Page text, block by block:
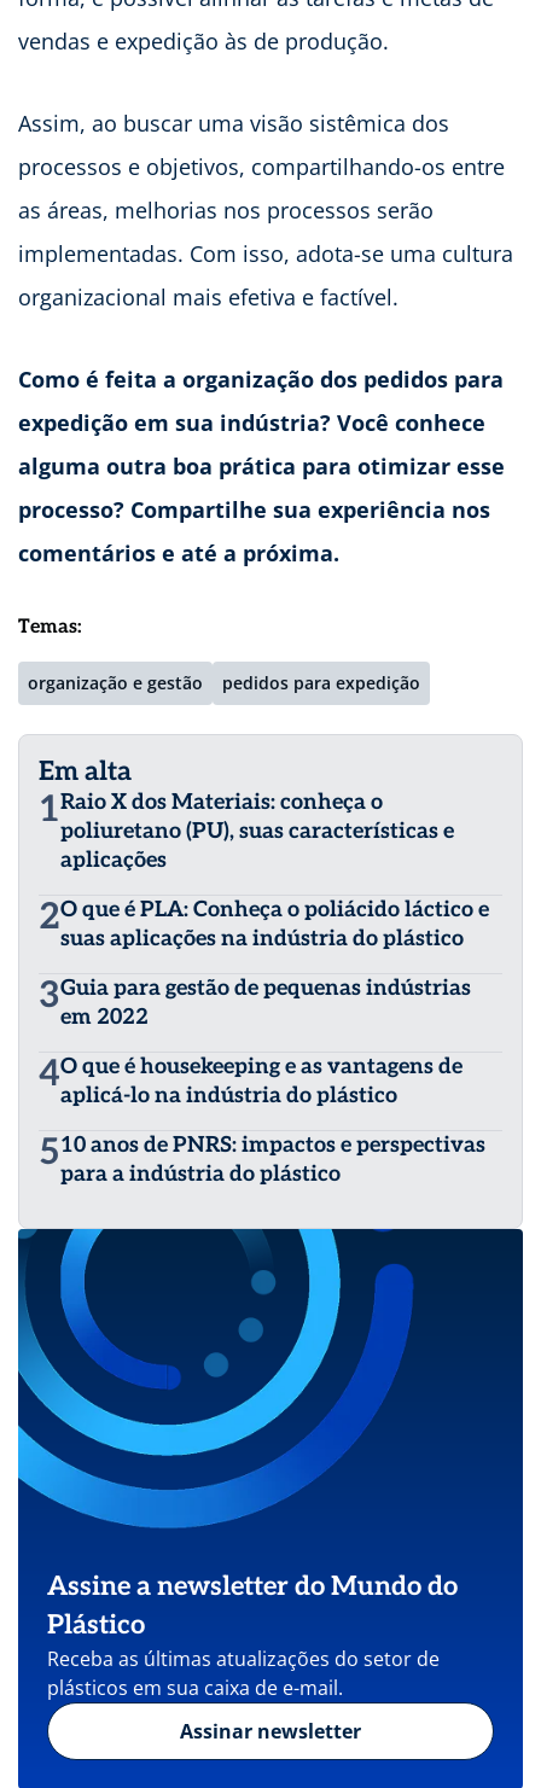
vendas e expedição às de produção.
Assim, ao buscar uma visão sistêmica dos
processos e objetivos, compartilhando-os entre
as áreas, melhorias nos processos serão
implementadas. Com isso, adota-se uma cultura
organizacional mais efetiva e factível.
Como é feita a organização dos pedidos para
expedição em sua indústria? Você conhece
alguma outra boa prática para otimizar esse
processo? Compartilhe sua experiência nos
comentários e até a próxima.
Temas:
organização e gestão pedidos para expedição
Em alta
1Raio X dos Materiais: conheça o
poliuretano (PU), suas características e
aplicações
2O que é PLA: Conheça o poliácido láctico e
suas aplicações na indústria do plástico
3Guia para gestão de pequenas indústrias
em 2022
4O que é housekeeping e as vantagens de
aplicá-lo na indústria do plástico
510 anos de PNRS: impactos e perspectivas
para a indústria do plástico
Assine a newsletter do Mundo do
Plástico
Receba as últimas atualizações do setor de
plásticos em sua caixa de e-mail.
Assinar newsletter